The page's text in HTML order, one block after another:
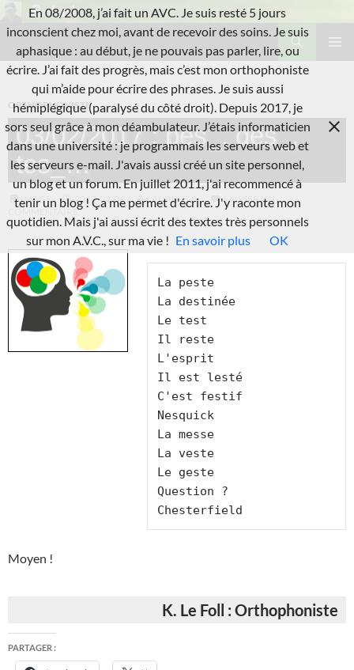
au
contenu
L'A.V.C.
Recherche
ORTHOPHONISTE
03/02/2017 : pes_, des_,
tes_…
IMAGE 2017-02-06 LAURENT B.
LAISSER UN
COMMENTAIRE
La peste
La destinée
Le test
Il reste
L'esprit
Il est lesté
C'est festif
Nesquick
La messe
La veste
Le geste
Question ?
Moyen !
K. Le Foll : Orthophoniste
PARTAGER :
En 08/2008, j’ai fait un AVC. Je suis resté 5 jours
inconscient chez moi, avant de recevoir des soins. Je suis
aphasique : au début, je ne pouvais pas parler, lire, ou
écrire. J’ai fait des progrès, mais c’est mon orthophoniste
qui m’aide pour écrire des phrases. Je suis aussi
hémiplégique (paralysé du côté droit). Depuis 2017, je
sors seul grâce à mon déambulateur. J’étais informaticien
dans une université : je programmais les serveurs web et
les serveurs e-mail. J'avais aussi créé un site personnel,
un blog et un forum. En juillet 2011, j'ai recommencé à
tenir un blog ! Ça me permet d'écrire. J'y raconte mon
quotidien. Mais j'ai aussi écrit des textes très personnels
sur mon A.V.C., sur ma vie ! En savoir plus OK